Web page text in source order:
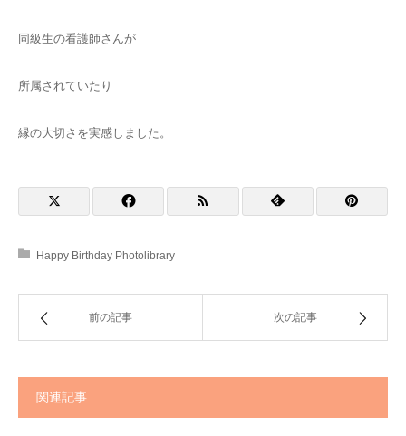
同級生の看護師さんが
所属されていたり
縁の大切さを実感しました。
Happy Birthday Photolibrary
前の記事 次の記事
関連記事